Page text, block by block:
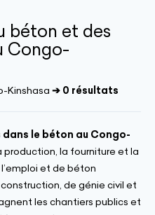
béton et des
Congo-
Kinshasa ➔ 0 résultats
le béton au Congo-
production, la fourniture et la
et de béton
de génie civil et
les chantiers publics et